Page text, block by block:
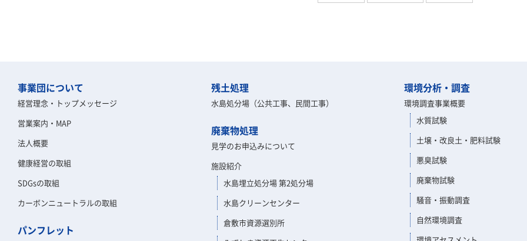
事業団について
経営理念・トップメッセージ
営業案内・MAP
法人概要
健康経営の取組
SDGsの取組
カーボンニュートラルの取組
パンフレット
残土処理
水島処分場（公共工事、民間工事）
廃棄物処理
見学のお申込みについて
施設紹介
水島埋立処分場 第2処分場
水島クリーンセンター
倉敷市資源選別所
環境分析・調査
環境調査事業概要
水質試験
土壌・改良土・肥料試験
悪臭試験
廃棄物試験
騒音・振動調査
自然環境調査